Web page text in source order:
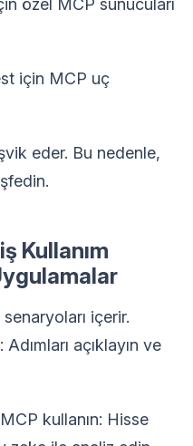
özel MCP sunucuları
için MCP uç
eder. Bu nedenle,
Kullanım
içerir.
açıklayın ve
kullanın: Hisse